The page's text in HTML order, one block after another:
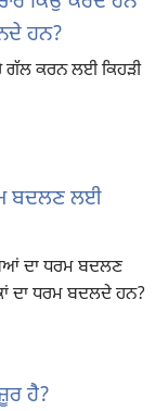
ਹਨ?
ਗੱਲ ਕਰਨ ਲਈ ਕਿਹੜੀ
ਬਦਲਣ ਲਈ
ਦਾ ਧਰਮ ਬਦਲਣ
ਦਾ ਧਰਮ ਬਦਲਦੇ ਹਨ?
ਹੈ?